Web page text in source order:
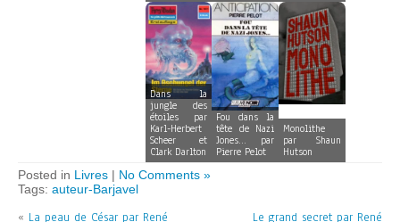
Dans la
jungle des
étoiles par
Karl-Herbert
Scheer et
Clark Darlton
Fou dans la
tête de Nazi
Jones… par
Pierre Pelot
Monolithe
par Shaun
Hutson
Posted in Livres | No Comments »
Tags: auteur-Barjavel
« La peau de César par René
Le grand secret par René